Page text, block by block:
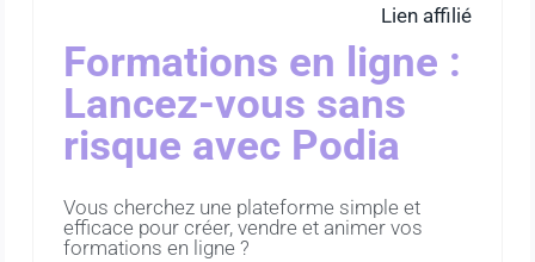
Lien affilié
Formations en ligne :
Lancez-vous sans
risque avec Podia
Vous cherchez une plateforme simple et
efficace pour créer, vendre et animer vos
formations en ligne ?